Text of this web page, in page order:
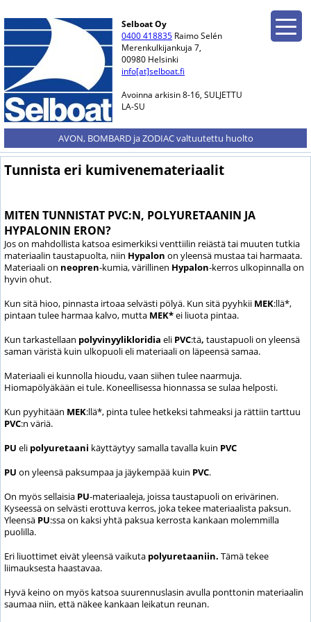
Selboat Oy
0400 418835 Raimo Selén
Merenkulkijankuja 7,
00980 Helsinki
info[at]selboat.fi
Avoinna arkisin 8-16, SULJETTU
LA-SU
AVON, BOMBARD ja ZODIAC valtuutettu huolto
Tunnista eri kumivenemateriaalit
MITEN TUNNISTAT PVC:N, POLYURETAANIN JA
HYPALONIN ERON?
Jos on mahdollista katsoa esimerkiksi venttiilin reiästä tai muuten tutkia
materiaalin taustapuolta, niin Hypalon on yleensä mustaa tai harmaata.
Materiaali on neopren-kumia, värillinen Hypalon-kerros ulkopinnalla on
hyvin ohut.
Kun sitä hioo, pinnasta irtoaa selvästi pölyä. Kun sitä pyyhkii MEK:llä*,
pintaan tulee harmaa kalvo, mutta MEK*ei liuota pintaa.
Kun tarkastellaan polyvinyylikloridia eli PVC:tä, taustapuoli on yleensä
saman väristä kuin ulkopuoli eli materiaali on läpeensä samaa.
Materiaali ei kunnolla hioudu, vaan siihen tulee naarmuja.
Hiomapölyäkään ei tule. Koneellisessa hionnassa se sulaa helposti.
Kun pyyhitään MEK:llä*, pinta tulee hetkeksi tahmeaksi ja rättiin tarttuu
PVC:n väriä.
PU eli polyuretaani käyttäytyy samalla tavalla kuin PVC
PU on yleensä paksumpaa ja jäykempää kuin PVC.
On myös sellaisia PU-materiaaleja, joissa taustapuoli on erivärinen.
Kyseessä on selvästi erottuva kerros, joka tekee materiaalista paksun.
Yleensä PU:ssa on kaksi yhtä paksua kerrosta kankaan molemmilla
puolilla.
Eri liuottimet eivät yleensä vaikuta polyuretaaniin. Tämä tekee
liimauksesta haastavaa.
Hyvä keino on myös katsoa suurennuslasin avulla ponttonin materiaalin
saumaa niin, että näkee kankaan leikatun reunan.